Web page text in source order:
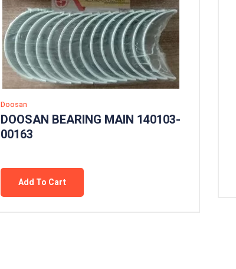
Doosan
DOOSAN BEARING MAIN 140103-
00163
Add To Cart